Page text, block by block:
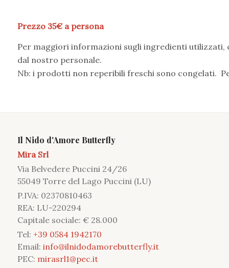
Prezzo 35€ a persona
Per maggiori informazioni sugli ingredienti utilizzati,
dal nostro personale.
Nb: i prodotti non reperibili freschi sono congelati.
Il Nido d'Amore Butterfly
Mira Srl
Via Belvedere Puccini 24/26
55049 Torre del Lago Puccini (LU)
P.IVA: 02370810463
REA: LU-220294
Capitale sociale: € 28.000
Tel: +39 0584 1942170
Email: info@ilnidodamorebutterfly.it
PEC: mirasrl1@pec.it